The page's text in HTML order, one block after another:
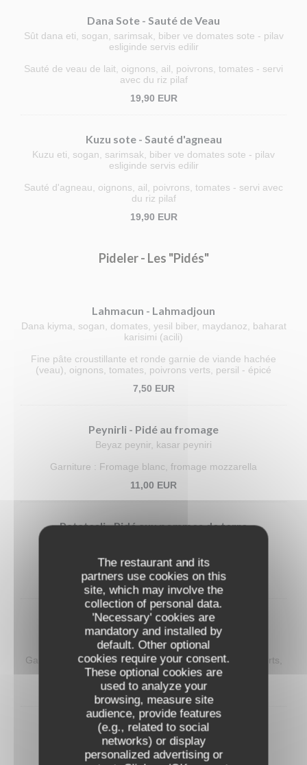
The restaurant and its
partners use cookies on this
site, which may involve the
collection of personal data.
'Necessary' cookies are
mandatory and installed by
default. Other optional
cookies require your consent.
These optional cookies are
used to analyze your
browsing, measure site
audience, provide features
(e.g., related to social
networks) or display
personalized advertising or
Dana Sote - Sauté de Veau
Sût dana eti, sogan, sarimsak, biber ve domates sote - pilav
esliginde servis edilir
Sauté de veau de lait, oignons, ail, poivrons, tomates - servi
avec du riz pilaf
19,90 EUR
Kuzu sote - Sauté d'agneau
Kuzu eti, sogan, sarimsak, biber ve domates sote - pilav
esliginde servis edilir
Sauté d'agneau, oignons, ail, poivrons, tomates - servi avec
du riz pilaf
19,90 EUR
Pideler - Les "Pidés"
Lahmacun - Lahmadjoun
Dana kiyma, sogan, domates, yesil biber, maydanoz, baharat
karisimi (acili)
Fine pâte croustillante et ronde garnie de viande hachée
(veau), oignons, tomates, poivrons verts, persil - épicé
7,50 EUR
Peynirli - Pidé au fromage
Beyaz peynir, kasar peyniri
Garniture : Fromage blanc, fromage mozzarella
11,00 EUR
Patatesli - Pidé aux pommes de terre
Garniture : pommes de terre, fromage
12,00 EUR
Kiymali - Pidé à la viande hachée
Dana kiyma, domates, yesil biber, maydanoz
Garniture : viande hachée (boeuf), tomates, poivrons verts,
persil
12,00 EUR
Ispanakli - Pidé aux épinards
Ispanak, kasar peyniri, küflü peynir